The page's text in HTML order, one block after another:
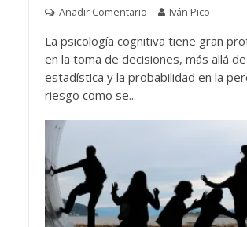
Añadir Comentario Iván Pico
La psicología cognitiva tiene gran
en la toma de decisiones, más allá
estadística y la probabilidad en la
riesgo como se...